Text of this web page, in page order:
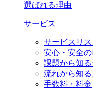
選ばれる理由
サービス
サービスリス
安心・安全
課題から知
流れから知
手数料・料金